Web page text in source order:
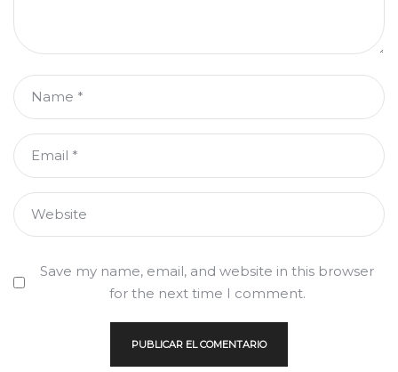
Name *
Email *
Website
Save my name, email, and website in this browser
for the next time I comment.